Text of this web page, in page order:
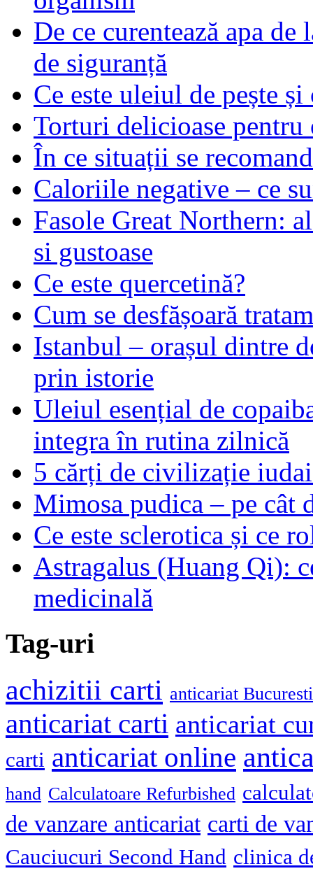
De ce curentează apa
de siguranță
Ce este uleiul de pește
Torturi delicioase pentru
În ce situații se
Caloriile negative – ce
Fasole Great Northern:
si gustoase
Ce este quercetină?
Cum se desfășoară
Istanbul – orașul dintre
prin istorie
Uleiul esențial de
integra în rutina zilnică
5 cărți de civilizație
Mimosa pudica – pe cât
Ce este sclerotica și ce
Astragalus (Huang Qi):
medicinală
Tag-uri
achizitii carti anticariat Bucuresti
anticariat carti anticariat
carti anticariat online
hand Calculatoare Refurbished
de vanzare anticariat carti de
Cauciucuri Second Hand clinica